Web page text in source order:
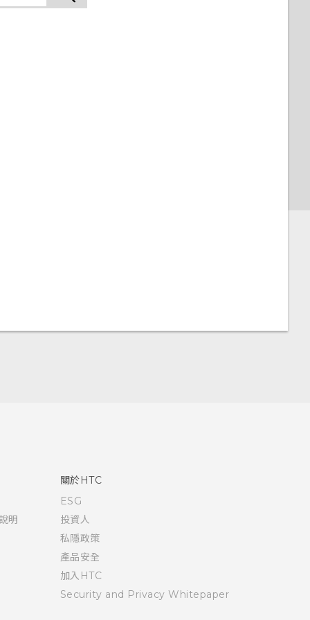
明
關於HTC
ESG
投資人
私隱政策
產品安全
加入HTC
Security and Privacy Whitepaper